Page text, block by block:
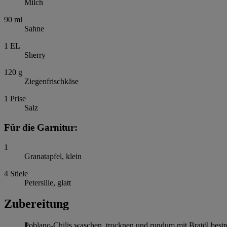
Milch
90 ml
Sahne
1 EL
Sherry
120 g
Ziegenfrischkäse
1 Prise
Salz
Für die Garnitur:
1
Granatapfel, klein
4 Stiele
Petersilie, glatt
Zubereitung